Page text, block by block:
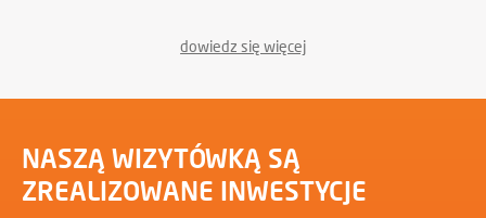
dowiedz się więcej
NASZĄ WIZYTÓWKĄ SĄ
ZREALIZOWANE INWESTYCJE